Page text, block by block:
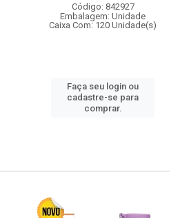
Código: 842927
Embalagem: Unidade
Caixa Com: 120 Unidade(s)
Faça seu login ou
cadastre-se para
comprar.